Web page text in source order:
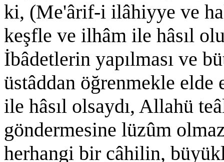
ki, (Me'ârif-i ilâhiyye ve
keşfle ve ilhâm ile hâsıl
İbâdetlerin yapılması ve
üstâddan öğrenmekle
ile hâsıl olsaydı, Allahü
göndermesine lüzûm
herhangi bir câhilin,